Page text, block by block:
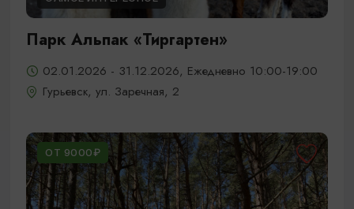
Парк Альпак «Тиргартен»
02.01.2026 - 31.12.2026, Ежедневно 10:00-19:00
Гурьевск, ул. Заречная, 2
ОТ 9000₽